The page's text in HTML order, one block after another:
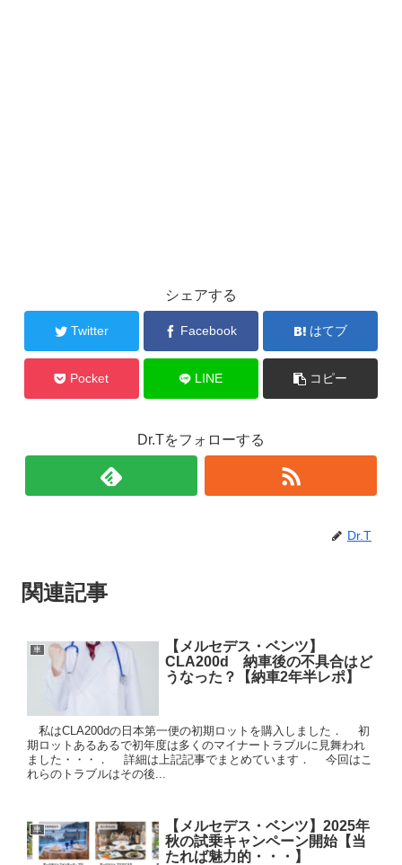
シェアする
Twitter Facebook はてブ
Pocket LINE コピー
Dr.Tをフォローする
Dr.T
関連記事
車
【メルセデス・ベンツ】
CLA200d 納車後の不具合はど
うなった？【納車2年半レポ】
私はCLA200dの日本第一便の初期ロットを購入しました． 初
期ロットあるあるで初年度は多くのマイナートラブルに見舞われ
ました・・・． 詳細は上記記事でまとめています． 今回はこ
れらのトラブルはその後...
車
【メルセデス・ベンツ】2025年
秋の試乗キャンペーン開始【当
たれば魅力的・・・】